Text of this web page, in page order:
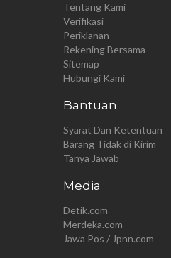
Tentang Kami
Verifikasi
Periklanan
Rekening Bersama
Sitemap
Hubungi Kami
Bantuan
Syarat Dan Ketentuan
Barang Tidak di Kirim
Tanya Jawab
Media
Detik.com
Merdeka.com
Jawa Pos / Jpnn.com